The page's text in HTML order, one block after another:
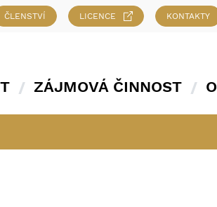
ČLENSTVÍ LICENCE KONTAKTY
ZÁJMOVÁ ČINNOST